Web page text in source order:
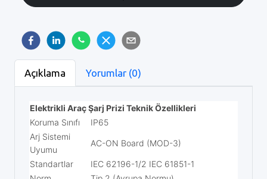
Açıklama Yorumlar (0)
Elektrikli Araç Şarj Prizi Teknik Özellikleri
Koruma Sınıfı
IP65
Arj Sistemi
Uyumu
AC-ON Board (MOD-3)
Standartlar
IEC 62196-1/2 IEC 61851-1